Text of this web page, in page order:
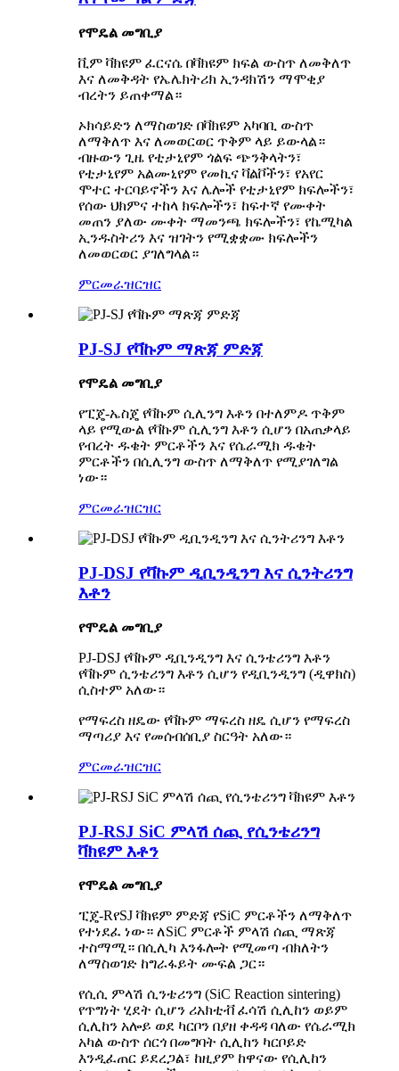
የሞዴል መግቢያ
ቪም ቫክዩም ፈርናሴ በቫክዩም ክፍል ውስጥ ለመቅለጥ
እና ለመቅዳት የኤሌክትሪክ ኢንዳክሽን ማሞቂያ
ብረትን ይጠቀማል።
ኦክሳይድን ለማስወገድ በቫክዩም አካባቢ ውስጥ
ለማቅለጥ እና ለመወርወር ጥቅም ላይ ይውላል።
ብዙውን ጊዜ የቲታኒየም ጎልፍ ጭንቅላትን፣
የቲታኒየም አልሙኒየም የመኪና ቫልቮችን፣ የአየር
ሞተር ተርባይኖችን እና ሌሎች የቲታኒየም ክፍሎችን፣
የሰው ህክምና ተከላ ክፍሎችን፣ ከፍተኛ የሙቀት
መጠን ያለው ሙቀት ማመንጫ ክፍሎችን፣ የኬሚካል
ኢንዱስትሪን እና ዝገትን የሚቋቋሙ ክፍሎችን
ለመወርወር ያገለግላል።
ምርመራዝርዝር
PJ-SJ የቫኩም ማጽጃ ምድጃ
የሞዴል መግቢያ
የፒጄ-ኤስጄ የቫኩም ሲሊንግ እቶን በተለምዶ ጥቅም
ላይ የሚውል የቫኩም ሲሊንግ እቶን ሲሆን በአጠቃላይ
የብረት ዱቄት ምርቶችን እና የሴራሚክ ዱቄት
ምርቶችን በሲሊንግ ውስጥ ለማቅለጥ የሚያገለግል
ነው።
ምርመራዝርዝር
PJ-DSJ የቫኩም ዲቢንዲንግ እና ሲንትሪንግ
እቶን
የሞዴል መግቢያ
PJ-DSJ የቫኩም ዲቢንዲንግ እና ሲንቴሪንግ እቶን
የቫኩም ሲንቴሪንግ እቶን ሲሆን የዲቢንዲንግ (ዲዋክስ)
ሲስተም አለው።
የማፍረስ ዘዴው የቫኩም ማፍረስ ዘዴ ሲሆን የማፍረስ
ማጣሪያ እና የመሰብሰቢያ ስርዓት አለው።
ምርመራዝርዝር
PJ-RSJ SiC ምላሽ ሰጪ የሲንቴሪንግ
ቫክዩም እቶን
የሞዴል መግቢያ
ፒጄ-RየSJ ቫክዩም ምድጃ የSiC ምርቶችን ለማቅለጥ
የተነደፈ ነው። ለSiC ምርቶች ምላሽ ሰጪ ማጽጃ
ተስማሚ። በሲሊካ እንፋሎት የሚመጣ ብክለትን
ለማስወገድ ከግራፋይት ሙፍል ጋር።
የሲሲ ምላሽ ሲንቴሪንግ (SiC Reaction sintering)
የጥግነት ሂደት ሲሆን ሪአክቲቭ ፈሳሽ ሲሊከን ወይም
ሲሊከን አሎይ ወደ ካርቦን በያዘ ቀዳዳ ባለው የሴራሚክ
አካል ውስጥ ሰርጎ በመግባት ሲሊከን ካርቦይድ
እንዲፈጠር ይደረጋል፣ ከዚያም ከዋናው የሲሊከን